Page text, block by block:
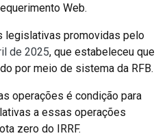
Web.
legislativas promovidas pelo
de 2025, que estabeleceu que
por meio de sistema da RFB.
operações é condição para
a essas operações
zero do IRRF.